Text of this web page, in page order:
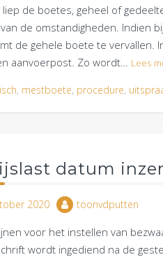
liep de boetes, geheel of
de omstandigheden. Indien
de gehele boete te vervallen.
aanvoerpost. Zo wordt… Lees
, mestboete, procedure,
datum
2020 toonvdputten
voor het instellen van
wordt ingediend na de